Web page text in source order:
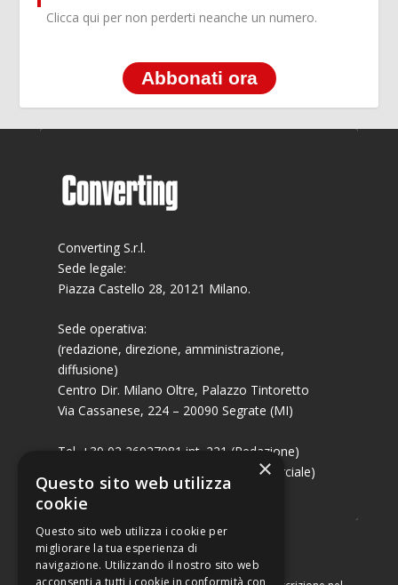
Clicca qui per non perderti neanche un numero.
Abbonati ora
Converting S.r.l.
Sede legale:
Piazza Castello 28, 20121 Milano.
Sede operativa:
(redazione, direzione, amministrazione,
diffusione)
Centro Dir. Milano Oltre, Palazzo Tintoretto
Via Cassanese, 224 – 20090 Segrate (MI)
Tel. +39 02 26927081 int. 221 (Redazione)
Tel. +39 02 26927081 int. 224 (Commerciale)
Fax +39 02 26951006
×
Questo sito web utilizza
cookie
Questo sito web utilizza i cookie per
migliorare la tua esperienza di
navigazione. Utilizzando il nostro sito web
acconsenti a tutti i cookie in conformità con